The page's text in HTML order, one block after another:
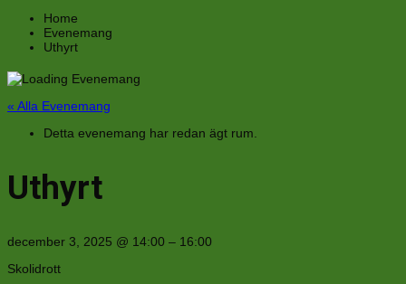
Home
Evenemang
Uthyrt
« Alla Evenemang
Detta evenemang har redan ägt rum.
Uthyrt
december 3, 2025 @ 14:00 – 16:00
Skolidrott